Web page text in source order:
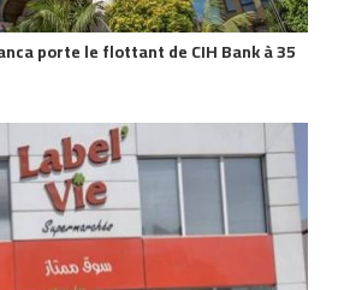
porte le flottant de CIH Bank à 35